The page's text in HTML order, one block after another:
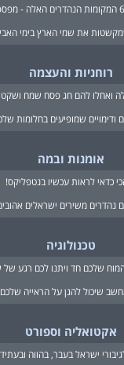
רוחניות והעצמה
ואחלו להם חג פסח שמח ושקט
אומנות ובמה
טכנולוגיה
שיכול להגן על הראייה שלכם
אקטואליה וספורט